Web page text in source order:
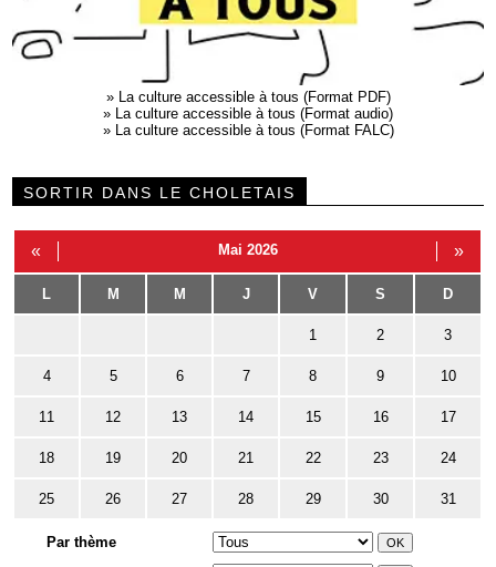
» La culture accessible à tous (Format PDF)
» La culture accessible à tous (Format audio)
» La culture accessible à tous (Format FALC)
SORTIR DANS LE CHOLETAIS
« Mai 2026 »
L M M J V S D
1 2 3
4 5 6 7 8 9 10
11 12 13 14 15 16 17
18 19 20 21 22 23 24
25 26 27 28 29 30 31
Par thème